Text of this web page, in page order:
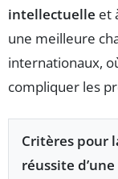
intellectuelle et
une meilleure
internationaux,
compliquer les
Critères pour
réussite d’une